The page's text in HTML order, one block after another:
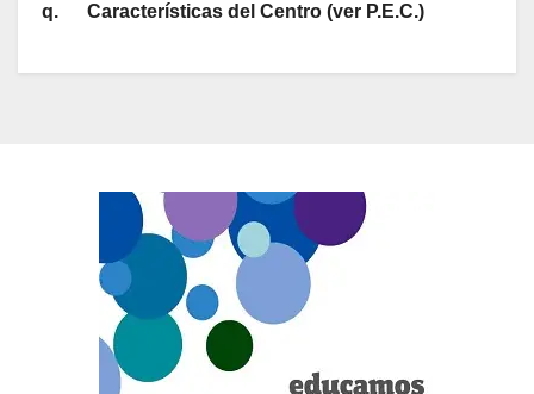
q. Características del Centro (ver P.E.C.)